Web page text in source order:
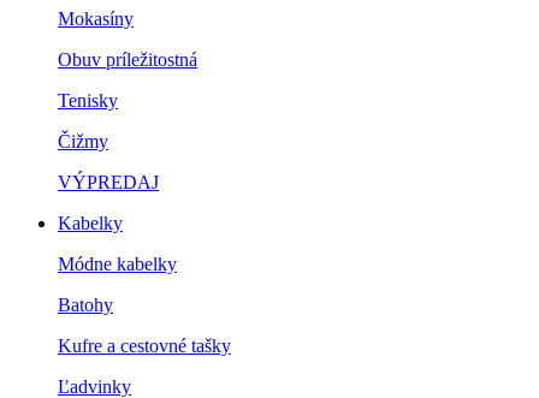
Mokasíny
Obuv príležitostná
Tenisky
Čižmy
VÝPREDAJ
Kabelky
Módne kabelky
Batohy
Kufre a cestovné tašky
Ľadvinky